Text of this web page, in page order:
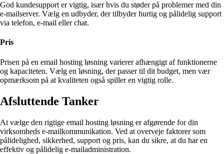
God kundesupport er vigtig, især hvis du støder på problemer med din
e-mailserver. Vælg en udbyder, der tilbyder hurtig og pålidelig support
via telefon, e-mail eller chat.
Pris
Prisen på en email hosting løsning varierer afhængigt af funktionerne
og kapaciteten. Vælg en løsning, der passer til dit budget, men vær
opmærksom på at kvaliteten også spiller en vigtig rolle.
Afsluttende Tanker
At vælge den rigtige email hosting løsning er afgørende for din
virksomheds e-mailkommunikation. Ved at overveje faktorer som
pålidelighed, sikkerhed, support og pris, kan du sikre, at du har en
effektiv og pålidelig e-mailadministration.